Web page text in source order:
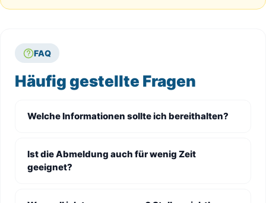
FAQ
Häufig gestellte Fragen
Welche Informationen sollte ich bereithalten?
Ist die Abmeldung auch für wenig Zeit
geeignet?